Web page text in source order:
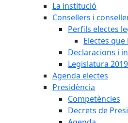
La institució
Consellers i
Perfils electes
Electes
Declaracions i
Legislatura
Agenda electes
Presidència
Competències
Decrets de